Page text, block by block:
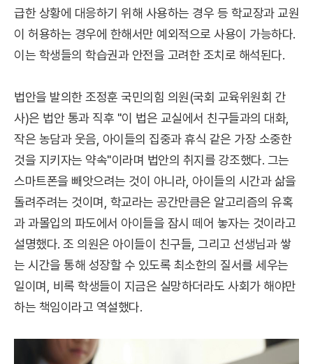
급한 상황에 대응하기 위해 사용하는 경우 등 학교장과 교원
이 허용하는 경우에 한해서만 예외적으로 사용이 가능하다.
이는 학생들의 학습권과 안전을 고려한 조치로 해석된다.
법안을 발의한 조정훈 국민의힘 의원(국회 교육위원회 간
사)은 법안 통과 직후 "이 법은 교실에서 친구들과의 대화,
작은 농담과 웃음, 아이들의 집중과 휴식 같은 가장 소중한
것을 지키자는 약속"이라며 법안의 취지를 강조했다. 그는
스마트폰을 빼앗으려는 것이 아니라, 아이들의 시간과 삶을
돌려주려는 것이며, 학교라는 공간만큼은 알고리즘의 유혹
과 과몰입의 파도에서 아이들을 잠시 떼어 놓자는 것이라고
설명했다. 조 의원은 아이들이 친구들, 그리고 선생님과 쌓
는 시간을 통해 성장할 수 있도록 최소한의 질서를 세우는
일이며, 비록 학생들이 지금은 실망하더라도 사회가 해야만
하는 책임이라고 역설했다.